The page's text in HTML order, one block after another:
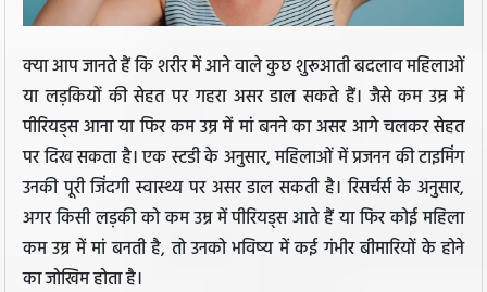
क्या आप जानते हैं कि शरीर में आने वाले कुछ शुरूआती बदलाव महिलाओं
या लड़कियों की सेहत पर गहरा असर डाल सकते हैं। जैसे कम उम्र में
पीरियड्स आना या फिर कम उम्र में मां बनने का असर आगे चलकर सेहत
पर दिख सकता है। एक स्टडी के अनुसार, महिलाओं में प्रजनन की टाइमिंग
उनकी पूरी जिंदगी स्वास्थ्य पर असर डाल सकती है। रिसर्चर्स के अनुसार,
अगर किसी लड़की को कम उम्र में पीरियड्स आते हैं या फिर कोई महिला
कम उम्र में मां बनती है, तो उनको भविष्य में कई गंभीर बीमारियों के होने
का जोखिम होता है।